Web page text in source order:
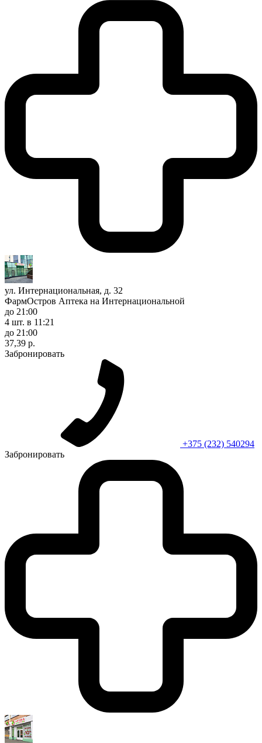
ул. Интернациональная, д. 32
ФармОстров Аптека на Интернациональной
до 21:00
4 шт. в 11:21
до 21:00
37,39 р.
Забронировать
+375 (232) 540294
Забронировать